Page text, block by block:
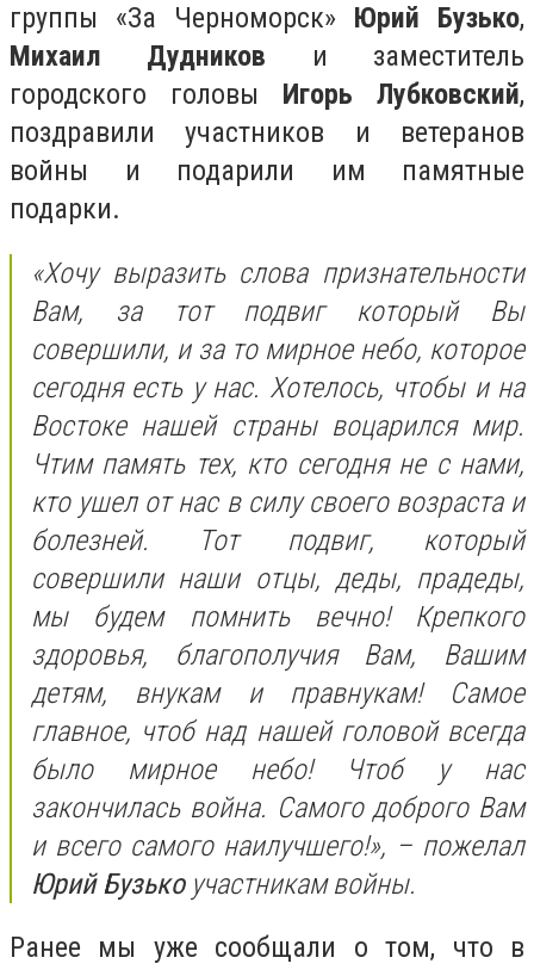
группы «За Черноморск» Юрий Бузько,
Михаил Дудников и заместитель
городского головы Игорь Лубковский,
поздравили участников и ветеранов
войны и подарили им памятные
подарки.
«Хочу выразить слова признательности
Вам, за тот подвиг который Вы
совершили, и за то мирное небо, которое
сегодня есть у нас. Хотелось, чтобы и на
Востоке нашей страны воцарился мир.
Чтим память тех, кто сегодня не с нами,
кто ушел от нас в силу своего возраста и
болезней. Тот подвиг, который
совершили наши отцы, деды, прадеды,
мы будем помнить вечно! Крепкого
здоровья, благополучия Вам, Вашим
детям, внукам и правнукам! Самое
главное, чтоб над нашей головой всегда
было мирное небо! Чтоб у нас
закончилась война. Самого доброго Вам
и всего самого наилучшего!», – пожелал
Юрий Бузькоучастникам войны.
Ранее мы уже сообщали о том, что в